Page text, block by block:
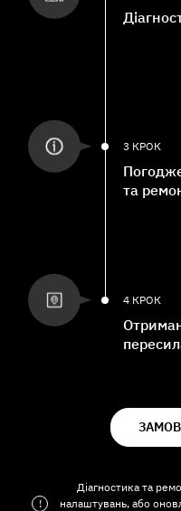
3 КРОК
та
4 КРОК
!
Діагностика та
налаштувань, або